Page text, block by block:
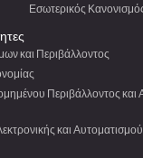
Εσωτερικός
και Περιβάλλοντος
Περιβάλλοντος και
και Αυτοματισμού